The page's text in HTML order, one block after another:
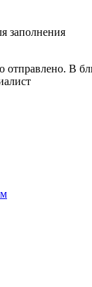
заполнения
отправлено. В